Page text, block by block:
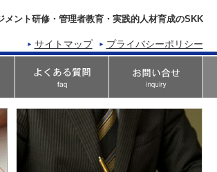
メント研修・管理者教育・実践的人材育成のSKK
サイトマップ プライバシーポリシー